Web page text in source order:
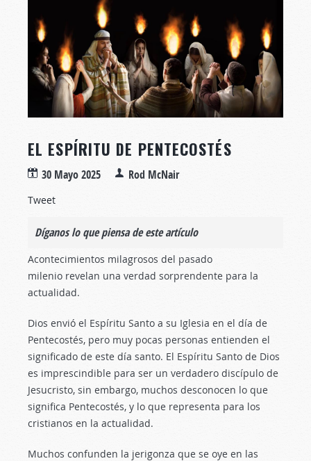
EL ESPÍRITU DE PENTECOSTÉS
30 Mayo 2025 Rod McNair
Tweet
Díganos lo que piensa de este artículo
Acontecimientos milagrosos del pasado
milenio revelan una verdad sorprendente para la
actualidad.
Dios envió el Espíritu Santo a su Iglesia en el día de
Pentecostés, pero muy pocas personas entienden el
significado de este día santo. El Espíritu Santo de Dios
es imprescindible para ser un verdadero discípulo de
Jesucristo, sin embargo, muchos desconocen lo que
significa Pentecostés, y lo que representa para los
cristianos en la actualidad.
Muchos confunden la jerigonza que se oye en las